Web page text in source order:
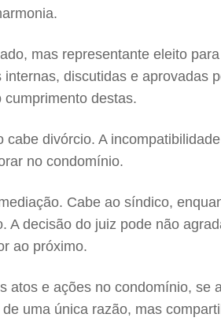
mas representante eleito
discutidas e aprovadas
destas.
divórcio. A
no condomínio.
Cabe ao síndico,
decisão do juiz pode não
ao próximo.
e ações no condomínio, se
uma única razão, mas